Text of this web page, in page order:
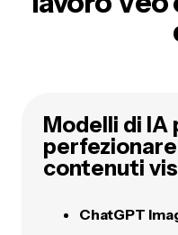
Modelli di
contenuti
ChatGPT